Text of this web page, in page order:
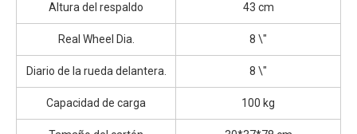
Altura del respaldo 43 cm
Real Wheel Dia. 8 \"
Diario de la rueda delantera. 8 \"
Capacidad de carga 100 kg